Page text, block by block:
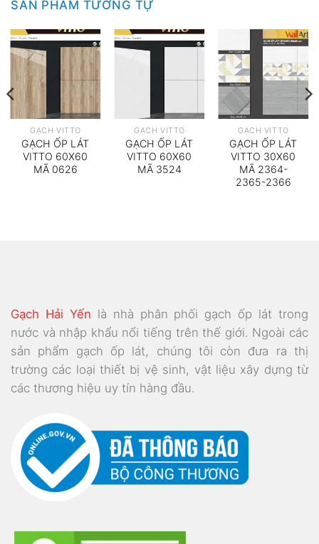
SẢN PHẨM TƯƠNG TỰ
GẠCH VITTO
GẠCH ỐP LÁT
VITTO 60X60
MÃ 0626
GẠCH VITTO
GẠCH ỐP LÁT
VITTO 60X60
MÃ 3524
GẠCH VITTO
GẠCH ỐP LÁT
VITTO 30X60
MÃ 2364-
2365-2366
Gạch Hải Yến là nhà phân phối gạch ốp lát trong
nước và nhập khẩu nổi tiếng trên thế giới. Ngoài các
sản phẩm gạch ốp lát, chúng tôi còn đưa ra thị
trường các loại thiết bị vệ sinh, vật liệu xây dựng từ
các thương hiệu uy tín hàng đầu.